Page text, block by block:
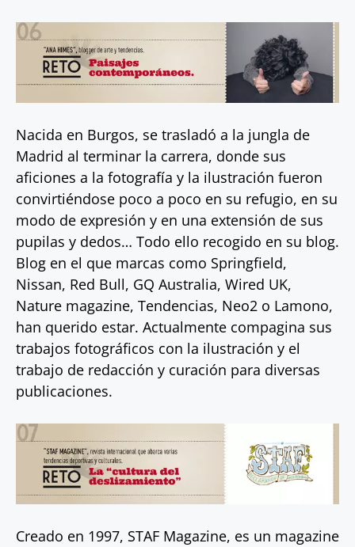
Nacida en Burgos, se trasladó a la jungla de
Madrid al terminar la carrera, donde sus
aficiones a la fotografía y la ilustración fueron
convirtiéndose poco a poco en su refugio, en su
modo de expresión y en una extensión de sus
pupilas y dedos… Todo ello recogido en su blog.
Blog en el que marcas como Springfield,
Nissan, Red Bull, GQ Australia, Wired UK,
Nature magazine, Tendencias, Neo2 o Lamono,
han querido estar. Actualmente compagina sus
trabajos fotográficos con la ilustración y el
trabajo de redacción y curación para diversas
publicaciones.
Creado en 1997, STAF Magazine, es un magazine